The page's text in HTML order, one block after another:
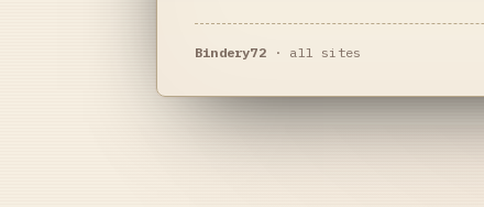
Bindery72· all sites